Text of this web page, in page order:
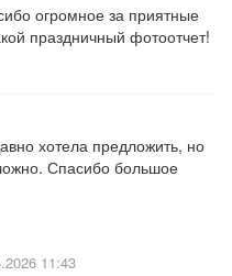
огромное за приятные
праздничный фотоотчет!
хотела предложить, но
Спасибо большое
11:43